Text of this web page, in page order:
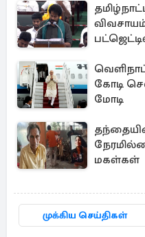
கோடி
மோடி
மகள்கள்
முக்கிய செய்திகள்